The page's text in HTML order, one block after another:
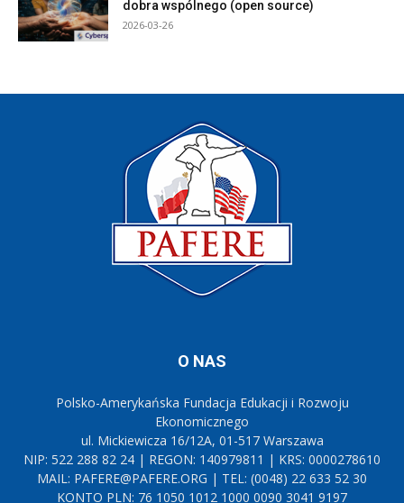
dobra wspólnego (open source)
2026-03-26
O NAS
Polsko-Amerykańska Fundacja Edukacji i Rozwoju
Ekonomicznego
ul. Mickiewicza 16/12A, 01-517 Warszawa
NIP: 522 288 82 24 | REGON: 140979811 | KRS: 0000278610
MAIL: PAFERE@PAFERE.ORG | TEL: (0048) 22 633 52 30
KONTO PLN: 76 1050 1012 1000 0090 3041 9197